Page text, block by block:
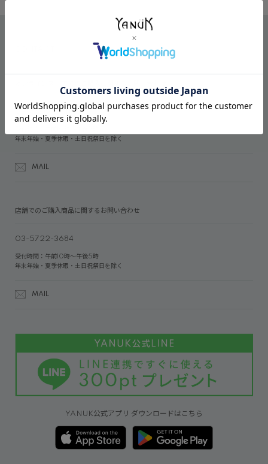
03-6809-2611
年末年始・夏季休暇・土日祝祭日を除く
MAIL
店舗でのご購入商品に関するお問い合わせ
03-5722-3684
受付時間：午前10時～午後5時
年末年始・夏季休暇・土日祝祭日を除く
MAIL
YANUK公式アプリ ダウンロードはこちら